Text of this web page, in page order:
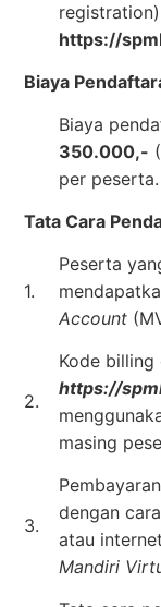
https://
Biaya
Biaya
350.000,-
per peserta.
Tata Cara
1.
Peserta
Account
2.
Kode
https://
masing
3.
dengan
atau
Mandiri